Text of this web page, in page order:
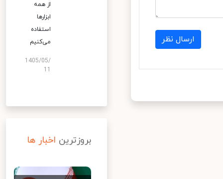
ارسال نظر
از همه
ابزارها
استفاده
می‌کنیم
1405/05/
بروزترین اخبار ها